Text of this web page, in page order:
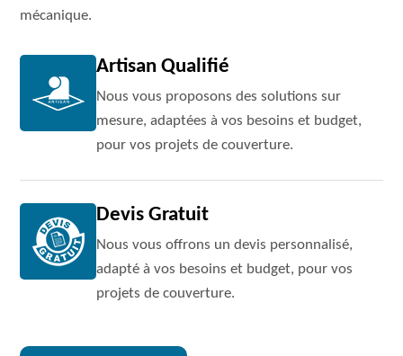
mécanique.
Artisan Qualifié
Nous vous proposons des solutions sur
mesure, adaptées à vos besoins et budget,
pour vos projets de couverture.
Devis Gratuit
Nous vous offrons un devis personnalisé,
adapté à vos besoins et budget, pour vos
projets de couverture.